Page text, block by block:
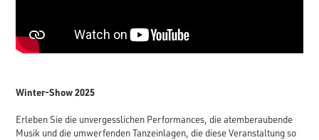
Winter-Show 2025
Erleben Sie die unvergesslichen Performances, die atemberaubende
Musik und die umwerfenden Tanzeinlagen, die diese Veranstaltung so